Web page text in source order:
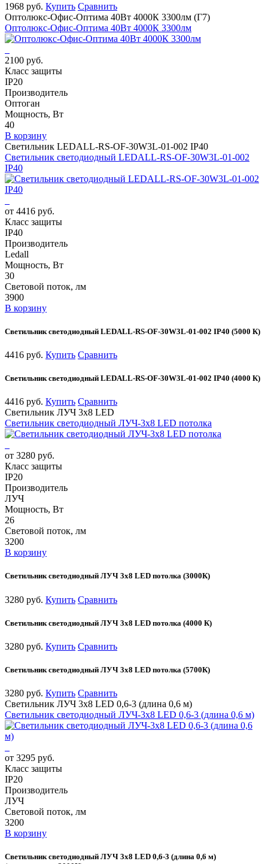
1968 руб. Купить Сравнить
Оптолюкс-Офис-Оптима 40Вт 4000К 3300лм (Г7)
Оптолюкс-Офис-Оптима 40Вт 4000К 3300лм
2100 руб.
Класс защиты
IP20
Производитель
Оптоган
Мощность, Вт
40
В корзину
Светильник LEDALL-RS-OF-30W3L-01-002 IP40
Светильник светодиодный LEDALL-RS-OF-30W3L-01-002
IP40
от 4416 руб.
Класс защиты
IP40
Производитель
Ledall
Мощность, Вт
30
Световой поток, лм
3900
В корзину
Светильник светодиодный LEDALL-RS-OF-30W3L-01-002 IP40 (5000 К)
4416 руб. Купить Сравнить
Светильник светодиодный LEDALL-RS-OF-30W3L-01-002 IP40 (4000 К)
4416 руб. Купить Сравнить
Светильник ЛУЧ 3х8 LED
Светильник светодиодный ЛУЧ-3х8 LED потолка
от 3280 руб.
Класс защиты
IP20
Производитель
ЛУЧ
Мощность, Вт
26
Световой поток, лм
3200
В корзину
Светильник светодиодный ЛУЧ 3х8 LED потолка (3000К)
3280 руб. Купить Сравнить
Светильник светодиодный ЛУЧ 3х8 LED потолка (4000 К)
3280 руб. Купить Сравнить
Светильник светодиодный ЛУЧ 3х8 LED потолка (5700К)
3280 руб. Купить Сравнить
Светильник ЛУЧ 3х8 LED 0,6-3 (длина 0,6 м)
Светильник светодиодный ЛУЧ-3х8 LED 0,6-3 (длина 0,6 м)
от 3295 руб.
Класс защиты
IP20
Производитель
ЛУЧ
Световой поток, лм
3200
В корзину
Светильник светодиодный ЛУЧ 3х8 LED 0,6-3 (длина 0,6 м)